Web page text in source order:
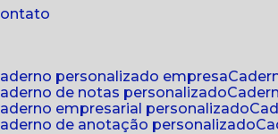
Contato
caderno personalizado empresa
caderno de notas personalizado
caderno empresarial personalizado
caderno de anotação personalizado